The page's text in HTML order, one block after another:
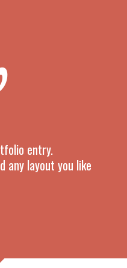
entry.
any layout you like